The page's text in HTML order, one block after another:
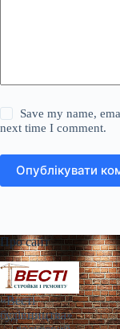
Save my name,
next time I comment.
Опублікувати
Про сайт
«Весті
будівництва»